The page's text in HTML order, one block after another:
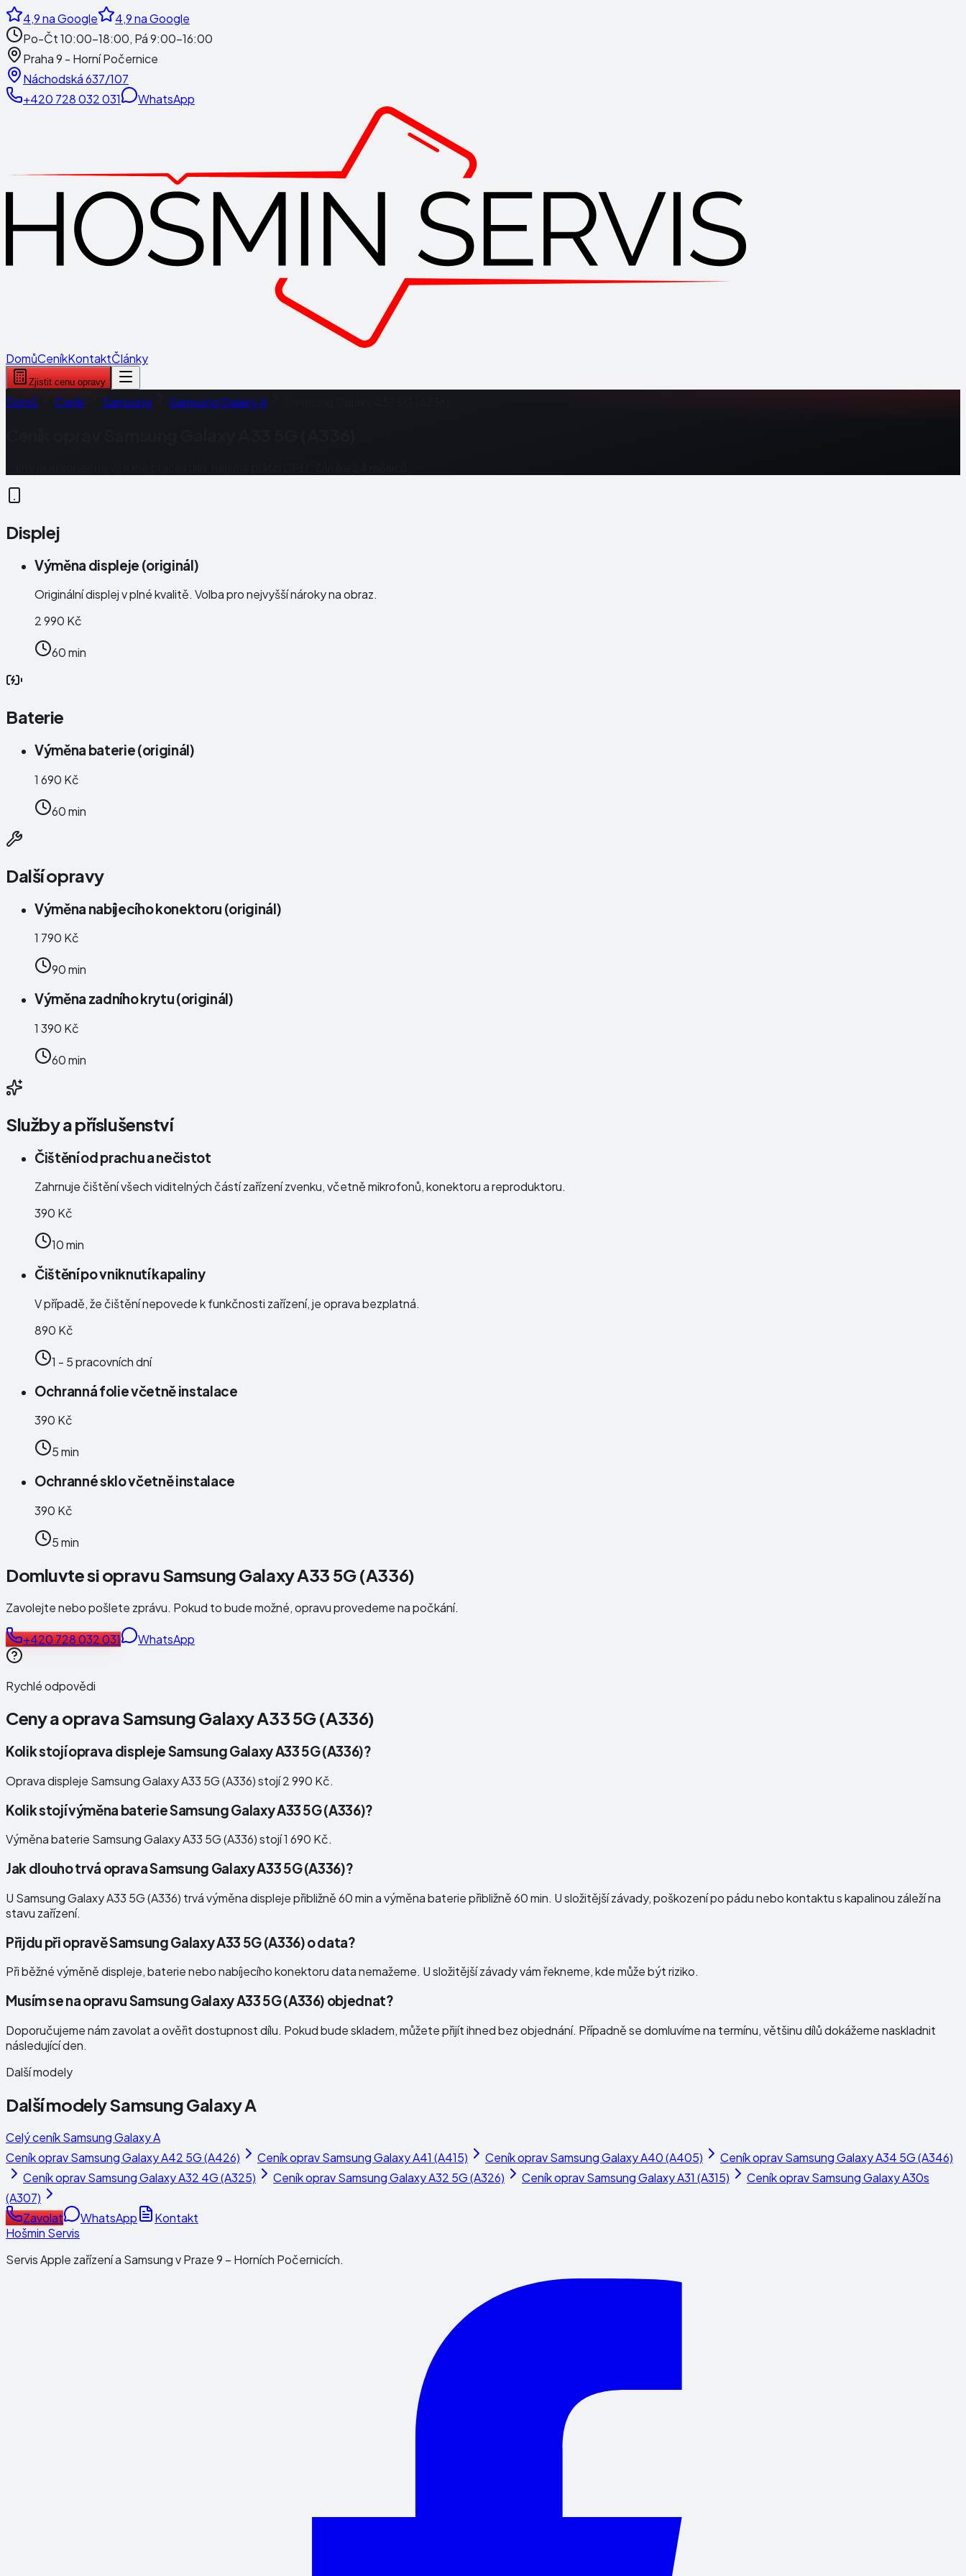
4,9na Google 4,9na Google
Po-Čt 10:00-18:00, Pá 9:00-16:00
Praha 9 - Horní Počernice
Náchodská 637/107
+420 728 032 031
WhatsApp
DomůCeníkKontaktČlánky
Zjistit cenu opravy
Domů Ceník Samsung Samsung Galaxy A
Displej
Výměna displeje (originál)
Originální displej v plné kvalitě. Volba pro nejvyšší nároky na obraz.
2 990 Kč
60 min
Baterie
Výměna baterie (originál)
1 690 Kč
60 min
Další opravy
Výměna nabíjecího konektoru (originál)
1 790 Kč
90 min
Výměna zadního krytu (originál)
1 390 Kč
60 min
Služby a příslušenství
Čištění od prachu a nečistot
Zahrnuje čištění všech viditelných částí zařízení zvenku, včetně mikrofonů, konektoru a reproduktoru.
390 Kč
10 min
Čištění po vniknutí kapaliny
V případě, že čištění nepovede k funkčnosti zařízení, je oprava bezplatná.
890 Kč
1 - 5 pracovních dní
Ochranná folie včetně instalace
390 Kč
5 min
Ochranné sklo včetně instalace
390 Kč
5 min
Domluvte si opravu Samsung Galaxy A33 5G (A336)
Zavolejte nebo pošlete zprávu. Pokud to bude možné, opravu provedeme na počkání.
+420 728 032 031 WhatsApp
Rychlé odpovědi
Ceny a opravaSamsung Galaxy A33 5G (A336)
Kolik stojí oprava displeje Samsung Galaxy A33 5G (A336)?
Oprava displeje Samsung Galaxy A33 5G (A336) stojí 2 990 Kč.
Kolik stojí výměna baterie Samsung Galaxy A33 5G (A336)?
Výměna baterie Samsung Galaxy A33 5G (A336) stojí 1 690 Kč.
Jak dlouho trvá oprava Samsung Galaxy A33 5G (A336)?
U Samsung Galaxy A33 5G (A336) trvá výměna displeje přibližně 60 min a výměna baterie přibližně 60 min. U složitější závady, poškození po pádu nebo kontaktu s kapalinou záleží na
stavu zařízení.
Přijdu při opravě Samsung Galaxy A33 5G (A336) o data?
Při běžné výměně displeje, baterie nebo nabíjecího konektoru data nemažeme. U složitější závady vám řekneme, kde může být riziko.
Musím se na opravu Samsung Galaxy A33 5G (A336) objednat?
Doporučujeme nám zavolat a ověřit dostupnost dílu. Pokud bude skladem, můžete přijít ihned bez objednání. Případně se domluvíme na termínu, většinu dílů dokážeme naskladnit
následující den.
Další modely
Další modelySamsung Galaxy A
Celý ceníkSamsung Galaxy A
Ceník opravSamsung Galaxy A42 5G (A426) Ceník opravSamsung Galaxy A41 (A415) Ceník opravSamsung Galaxy A40 (A405) Ceník opravSamsung Galaxy A34 5G (A346)
Ceník opravSamsung Galaxy A32 4G (A325) Ceník opravSamsung Galaxy A32 5G (A326) Ceník opravSamsung Galaxy A31 (A315) Ceník opravSamsung Galaxy A30s
(A307)
Zavolat
WhatsApp
Kontakt
Hošmin Servis
Servis Apple zařízení a Samsung v Praze 9 – Horních Počernicích.